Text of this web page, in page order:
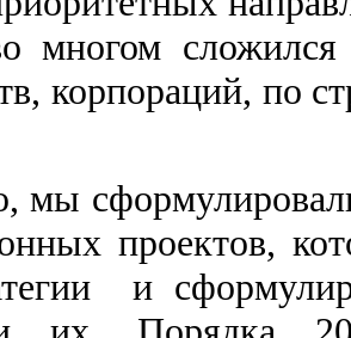
многом
корпораций, по
мы
проектов,
и